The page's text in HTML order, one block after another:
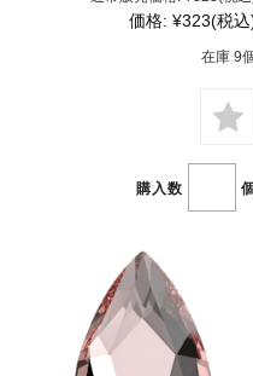
価格: ¥323(税込
在庫 9
購入数